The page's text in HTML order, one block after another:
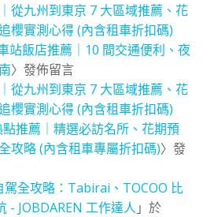
從九州到東京 7 大區域推薦、花
櫻實測心得 (內含租車折扣碼)
站飯店推薦｜10 間交通便利、夜
〉發佈留言
從九州到東京 7 大區域推薦、花
櫻實測心得 (內含租車折扣碼)
點推薦｜精選必訪名所、花期預
攻略 (內含租車專屬折扣碼)〉發
駕全攻略：Tabirai、TOCOO 比
- JOBDAREN 工作達人 」於